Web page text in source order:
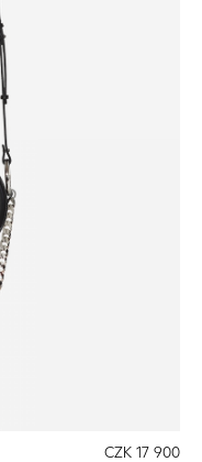
CZK 17 900